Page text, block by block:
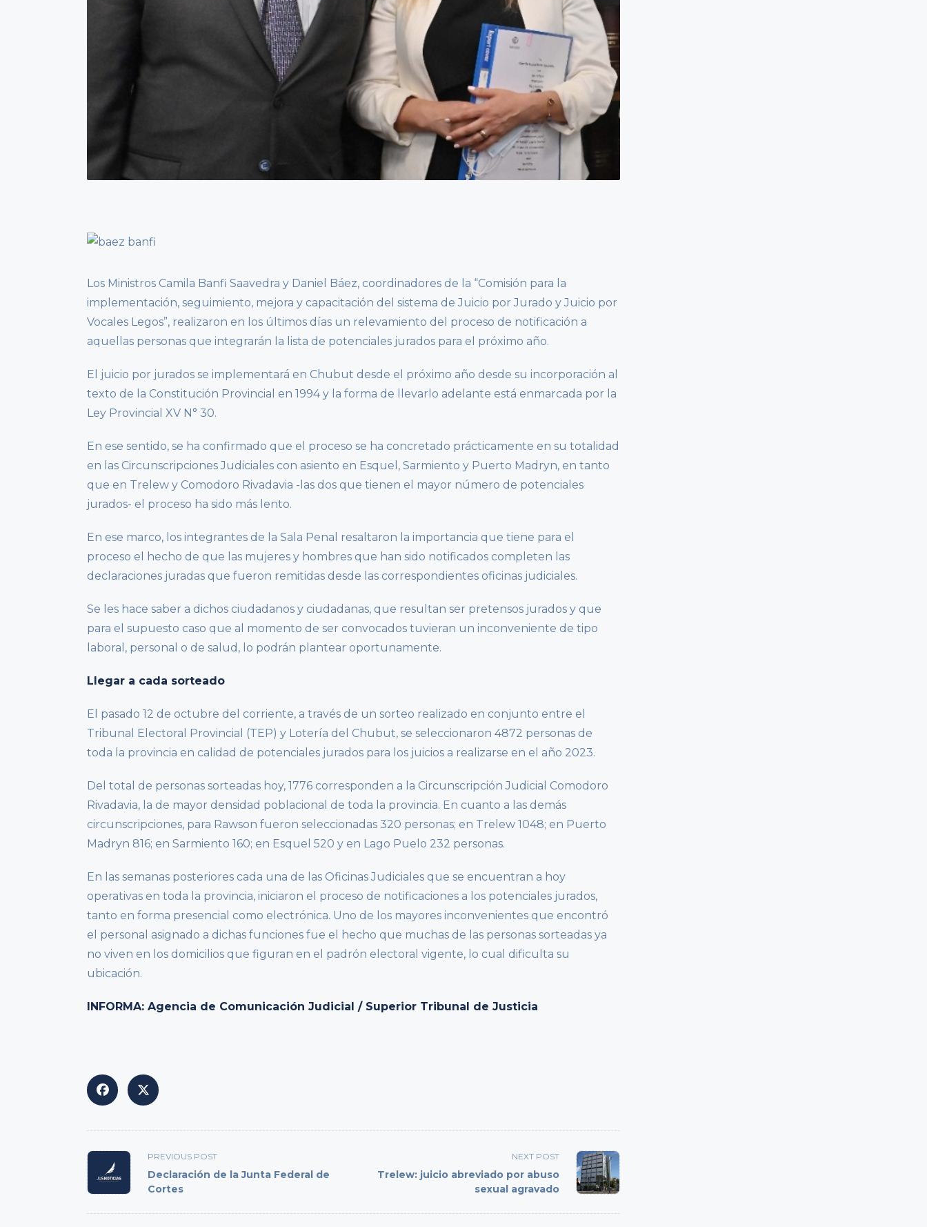
Los Ministros Camila Banfi Saavedra y Daniel Báez, coordinadores de la “Comisión para la
implementación, seguimiento, mejora y capacitación del sistema de Juicio por Jurado y Juicio por
Vocales Legos”, realizaron en los últimos días un relevamiento del proceso de notificación a
aquellas personas que integrarán la lista de potenciales jurados para el próximo año.
El juicio por jurados se implementará en Chubut desde el próximo año desde su incorporación al
texto de la Constitución Provincial en 1994 y la forma de llevarlo adelante está enmarcada por la
Ley Provincial XV N° 30.
En ese sentido, se ha confirmado que el proceso se ha concretado prácticamente en su totalidad
en las Circunscripciones Judiciales con asiento en Esquel, Sarmiento y Puerto Madryn, en tanto
que en Trelew y Comodoro Rivadavia -las dos que tienen el mayor número de potenciales
jurados- el proceso ha sido más lento.
En ese marco, los integrantes de la Sala Penal resaltaron la importancia que tiene para el
proceso el hecho de que las mujeres y hombres que han sido notificados completen las
declaraciones juradas que fueron remitidas desde las correspondientes oficinas judiciales.
Se les hace saber a dichos ciudadanos y ciudadanas, que resultan ser pretensos jurados y que
para el supuesto caso que al momento de ser convocados tuvieran un inconveniente de tipo
laboral, personal o de salud, lo podrán plantear oportunamente.
Llegar a cada sorteado
El pasado 12 de octubre del corriente, a través de un sorteo realizado en conjunto entre el
Tribunal Electoral Provincial (TEP) y Lotería del Chubut, se seleccionaron 4872 personas de
toda la provincia en calidad de potenciales jurados para los juicios a realizarse en el año 2023.
Del total de personas sorteadas hoy, 1776 corresponden a la Circunscripción Judicial Comodoro
Rivadavia, la de mayor densidad poblacional de toda la provincia. En cuanto a las demás
circunscripciones, para Rawson fueron seleccionadas 320 personas; en Trelew 1048; en Puerto
Madryn 816; en Sarmiento 160; en Esquel 520 y en Lago Puelo 232 personas.
En las semanas posteriores cada una de las Oficinas Judiciales que se encuentran a hoy
operativas en toda la provincia, iniciaron el proceso de notificaciones a los potenciales jurados,
tanto en forma presencial como electrónica. Uno de los mayores inconvenientes que encontró
el personal asignado a dichas funciones fue el hecho que muchas de las personas sorteadas ya
no viven en los domicilios que figuran en el padrón electoral vigente, lo cual dificulta su
ubicación.
INFORMA: Agencia de Comunicación Judicial / Superior Tribunal de Justicia
<span
class="nav-
subtitle
PREVIOUS POST
Declaración de la Junta Federal de
Cortes
NEXT POST
Trelew: juicio abreviado por abuso
sexual agravado